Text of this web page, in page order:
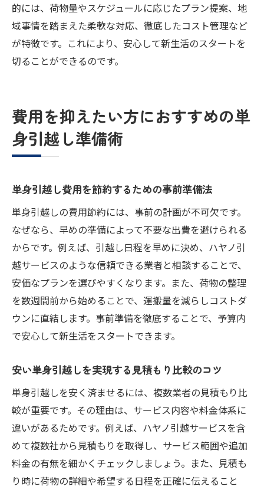
八尾市で単身引越しプランを賢く比較する
方法
コスト削減に効く単身引越し業者の見極め
学生・社会人向け単身引越しプラン徹底比
比較で見える単身引越しの費用差と選び方
信頼できる業者選びで安心の単身引越しを
単身引越しで後悔しない業者選びのポイン
安いだけじゃない信頼重視の単身引越し選
八尾市で信頼できる単身引越し業者の見分
け方
口コミや評判で選ぶ単身引越しサービス比
較
学生や社会人が安心して任せられる業者選
定法
ハヤノ引越サービス利用者の安心体験談紹
新生活を安く始める単身引越し成功のポイント
単身引越しで新生活を安く始めるコツまと
め
八尾市で賢く進める単身引越し準備の流れ
安い費用でスタートできる単身引越し成功
例
学生や社会人の新生活に役立つ単身引越し
的には、荷物量やスケジュールに応じたプラン提案、地
域事情を踏まえた柔軟な対応、徹底したコスト管理など
が特徴です。これにより、安心して新生活のスタートを
切ることができるのです。
費用を抑えたい方におすすめの単
身引越し準備術
単身引越し費用を節約するための事前準備法
単身引越しの費用節約には、事前の計画が不可欠です。
なぜなら、早めの準備によって不要な出費を避けられる
からです。例えば、引越し日程を早めに決め、ハヤノ引
越サービスのような信頼できる業者と相談することで、
安価なプランを選びやすくなります。また、荷物の整理
を数週間前から始めることで、運搬量を減らしコストダ
ウンに直結します。事前準備を徹底することで、予算内
で安心して新生活をスタートできます。
安い単身引越しを実現する見積もり比較のコツ
単身引越しを安く済ませるには、複数業者の見積もり比
較が重要です。その理由は、サービス内容や料金体系に
違いがあるためです。例えば、ハヤノ引越サービスを含
めて複数社から見積もりを取得し、サービス範囲や追加
料金の有無を細かくチェックしましょう。また、見積も
り時に荷物の詳細や希望する日程を正確に伝えること